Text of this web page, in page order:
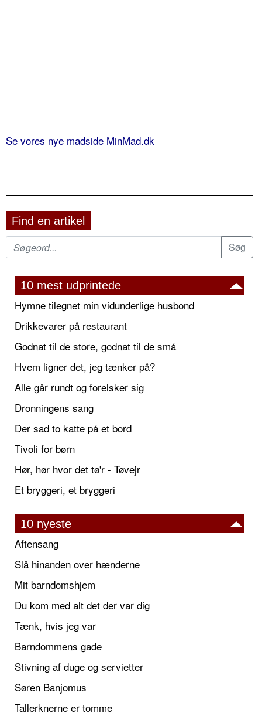
Se vores nye madside MinMad.dk
Find en artikel
10 mest udprintede
Hymne tilegnet min vidunderlige husbond
Drikkevarer på restaurant
Godnat til de store, godnat til de små
Hvem ligner det, jeg tænker på?
Alle går rundt og forelsker sig
Dronningens sang
Der sad to katte på et bord
Tivoli for børn
Hør, hør hvor det tø'r - Tøvejr
Et bryggeri, et bryggeri
10 nyeste
Aftensang
Slå hinanden over hænderne
Mit barndomshjem
Du kom med alt det der var dig
Tænk, hvis jeg var
Barndommens gade
Stivning af duge og servietter
Søren Banjomus
Tallerknerne er tomme